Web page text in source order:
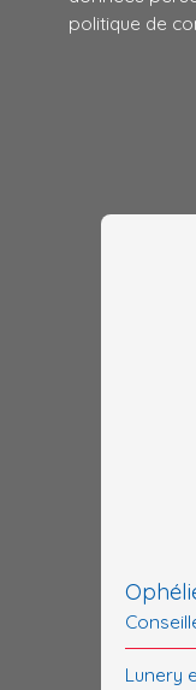
politique de
Lunery